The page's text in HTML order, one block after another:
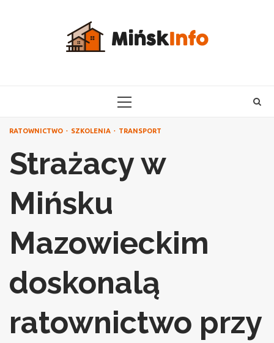
PRIMARY
RATOWNICTWO SZKOLENIA TRANSPORT
Strażacy w
Mińsku
Mazowieckim
doskonalą
ratownictwo przy